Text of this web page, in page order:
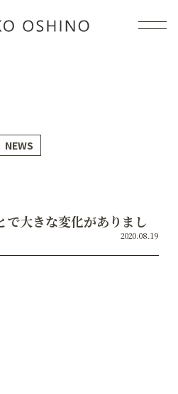
感情コ
NEWS
で大きな変化がありまし
2020.08.19